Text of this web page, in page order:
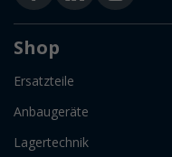
Shop
Ersatzteile
Anbaugeräte
Lagertechnik